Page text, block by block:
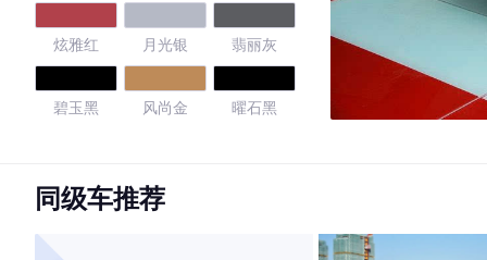
炫雅红 月光银 翡丽灰
碧玉黑 风尚金 曜石黑
同级车推荐